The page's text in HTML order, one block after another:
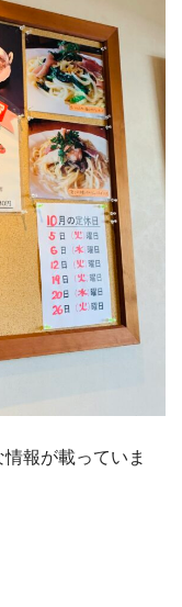
報が載っていま